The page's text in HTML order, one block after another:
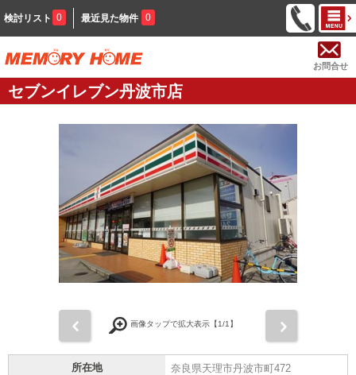
検討リスト 0 最近見た物件 0
お問合せ
セブンイレブン丹波市店
画像タップで拡大表示【1/1】
所在地 奈良県天理市丹波市町472